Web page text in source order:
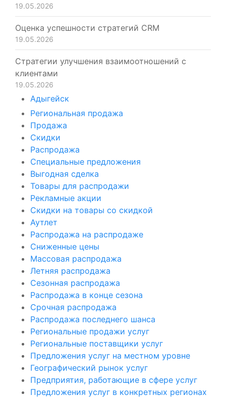
19.05.2026
Оценка успешности стратегий CRM
19.05.2026
Стратегии улучшения взаимоотношений с
клиентами
19.05.2026
Адыгейск
Региональная продажа
Продажа
Скидки
Распродажа
Специальные предложения
Выгодная сделка
Товары для распродажи
Рекламные акции
Скидки на товары со скидкой
Аутлет
Распродажа на распродаже
Сниженные цены
Массовая распродажа
Летняя распродажа
Сезонная распродажа
Распродажа в конце сезона
Срочная распродажа
Распродажа последнего шанса
Региональные продажи услуг
Региональные поставщики услуг
Предложения услуг на местном уровне
Географический рынок услуг
Предприятия, работающие в сфере услуг
Предложения услуг в конкретных регионах